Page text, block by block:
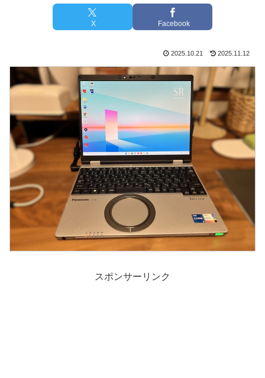
X Facebook
2025.10.21 2025.11.12
スポンサーリンク